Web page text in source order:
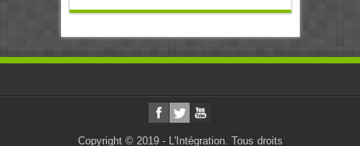
Copyright © 2019 - L'Intégration. Tous droits